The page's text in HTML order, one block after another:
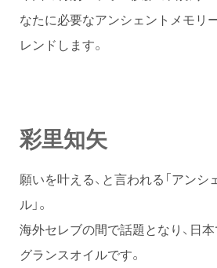
なたに必要なアンシェントメモリ
レンドします。
彩里知矢
願いを叶える、と言われる「アン
ル」。
海外セレブの間で話題となり、日
グランスオイルです。